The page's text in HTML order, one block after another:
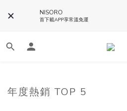
NISORO
首下載APP享常溫免運
年度熱銷 TOP 5